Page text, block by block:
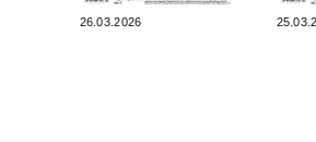
26.03.2026